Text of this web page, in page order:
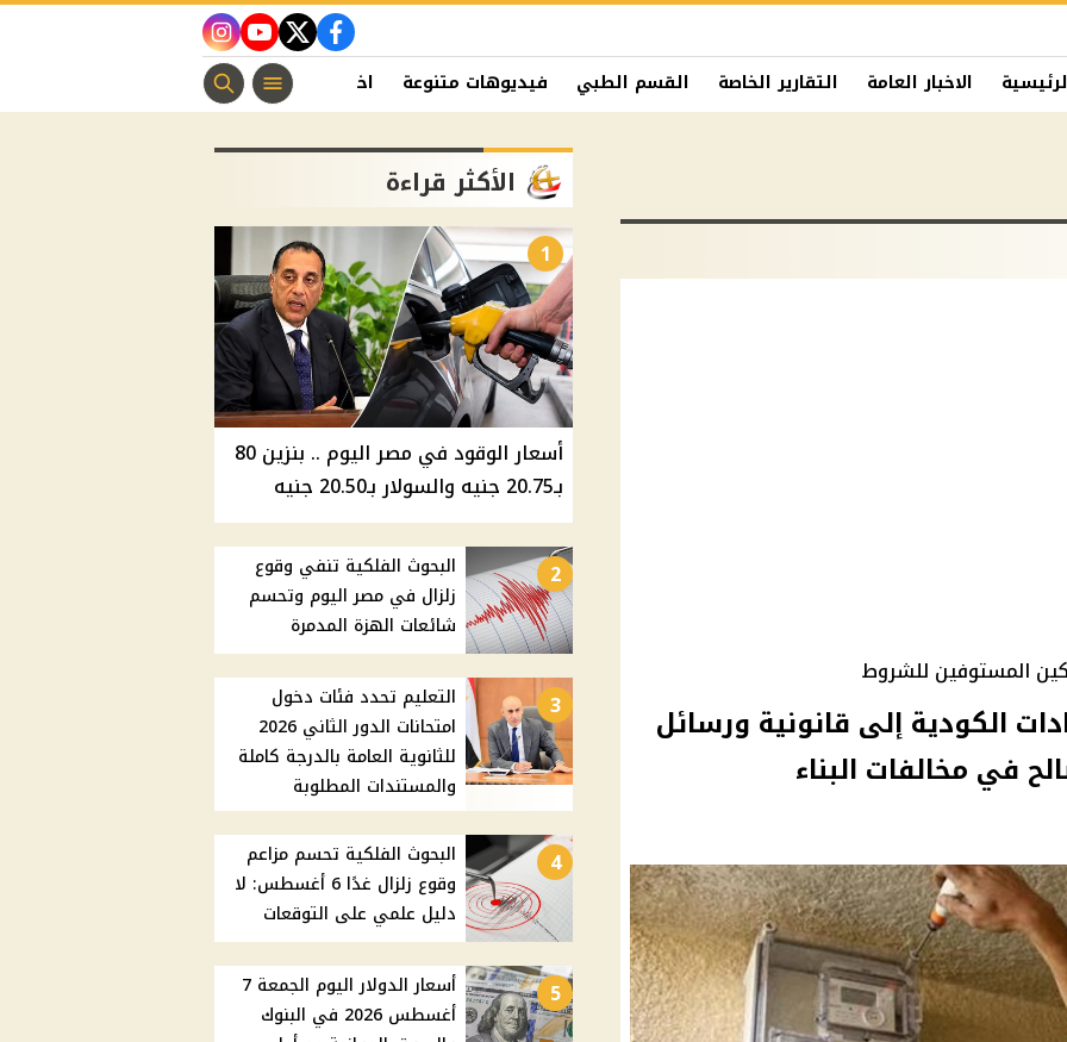
facebook
twitter
youtube
instagram
الاخبار العامة التقارير الخاصة القسم الطبي فيديوهات متنوعة اخبار الفن منوعات مسيحية
المستوفين للشروط
الكودية إلى قانونية ورسائل
الأكثر قراءة
1
أسعار الوقود في مصر اليوم .. بنزين 80
بـ20.75 جنيه والسولار بـ20.50 جنيه
2
البحوث الفلكية تنفي وقوع
زلزال في مصر اليوم وتحسم
شائعات الهزة المدمرة
3
التعليم تحدد فئات دخول
امتحانات الدور الثاني 2026
للثانوية العامة بالدرجة كاملة
والمستندات المطلوبة
4
البحوث الفلكية تحسم مزاعم
وقوع زلزال غدًا 6 أغسطس: لا
دليل علمي على التوقعات
5
أسعار الدولار اليوم الجمعة 7
أغسطس 2026 في البنوك